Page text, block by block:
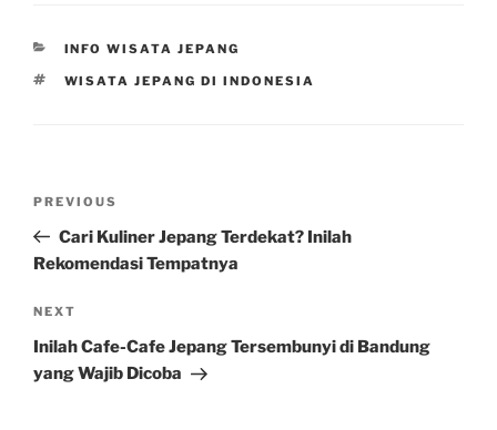
CATEGORIES
INFO WISATA JEPANG
TAGS
WISATA JEPANG DI INDONESIA
Previous
Post
PREVIOUS
Cari Kuliner Jepang Terdekat? Inilah
Rekomendasi Tempatnya
Next
Post
NEXT
Inilah Cafe-Cafe Jepang Tersembunyi di Bandung
yang Wajib Dicoba